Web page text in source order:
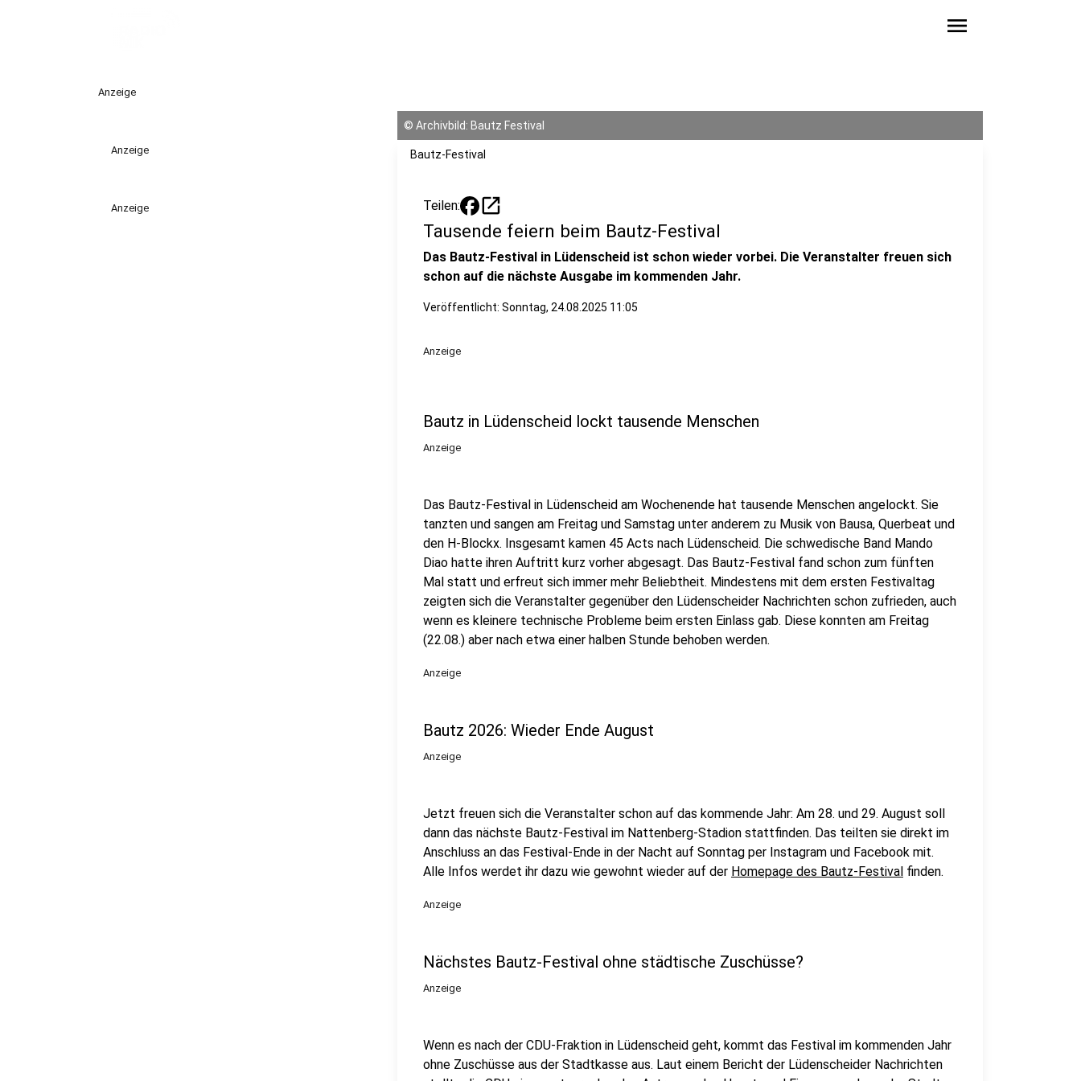
menu
Anzeige
Anzeige
Anzeige
© Archivbild: Bautz Festival
Bautz-Festival
Teilen: open_in_new
Tausende feiern beim Bautz-Festival
Das Bautz-Festival in Lüdenscheid ist schon wieder vorbei. Die Veranstalter freuen sich
schon auf die nächste Ausgabe im kommenden Jahr.
Veröffentlicht: Sonntag, 24.08.2025 11:05
Anzeige
Bautz in Lüdenscheid lockt tausende Menschen
Anzeige
Das Bautz-Festival in Lüdenscheid am Wochenende hat tausende Menschen angelockt. Sie
tanzten und sangen am Freitag und Samstag unter anderem zu Musik von Bausa, Querbeat und
den H-Blockx. Insgesamt kamen 45 Acts nach Lüdenscheid. Die schwedische Band Mando
Diao hatte ihren Auftritt kurz vorher abgesagt. Das Bautz-Festival fand schon zum fünften
Mal statt und erfreut sich immer mehr Beliebtheit. Mindestens mit dem ersten Festivaltag
zeigten sich die Veranstalter gegenüber den Lüdenscheider Nachrichten schon zufrieden, auch
wenn es kleinere technische Probleme beim ersten Einlass gab. Diese konnten am Freitag
(22.08.) aber nach etwa einer halben Stunde behoben werden.
Anzeige
Bautz 2026: Wieder Ende August
Anzeige
Jetzt freuen sich die Veranstalter schon auf das kommende Jahr: Am 28. und 29. August soll
dann das nächste Bautz-Festival im Nattenberg-Stadion stattfinden. Das teilten sie direkt im
Anschluss an das Festival-Ende in der Nacht auf Sonntag per Instagram und Facebook mit.
Alle Infos werdet ihr dazu wie gewohnt wieder auf der Homepage des Bautz-Festival finden.
Anzeige
Nächstes Bautz-Festival ohne städtische Zuschüsse?
Anzeige
Wenn es nach der CDU-Fraktion in Lüdenscheid geht, kommt das Festival im kommenden Jahr
ohne Zuschüsse aus der Stadtkasse aus. Laut einem Bericht der Lüdenscheider Nachrichten